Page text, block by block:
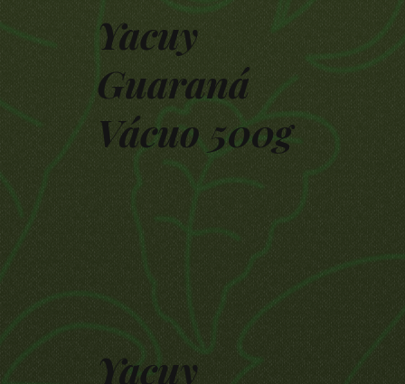
Yacuy
Guaraná
Vácuo 500g
Yacuy